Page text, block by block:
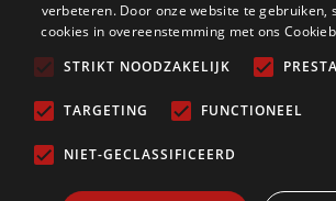
Alarmsysteem in Grote-
Brogel
Alarmsysteem in Grote-
Spouwen
verbeteren. Door onze website te gebruiken,
cookies in overeenstemming met ons
STRIKT NOODZAKELIJK
TARGETING FUNCTIONEEL
NIET-GECLASSIFICEERD